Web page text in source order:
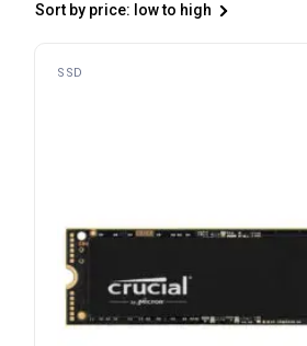
Sort by price: low to high
SSD